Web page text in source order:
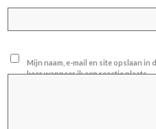
Mijn naam, e-mail en site opslaan
keer wanneer ik een reactie plaats.